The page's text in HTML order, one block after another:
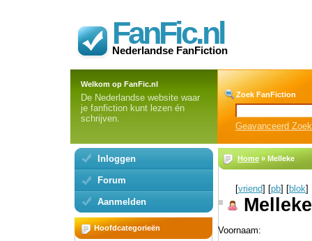
FanFic.nl
Nederlandse FanFiction
Welkom op FanFic.nl
De Nederlandse website waar
je fanfiction kunt lezen én
schrijven.
Zoek FanFiction
Geavanceerd
Inloggen
Forum
Aanmelden
Hoofdcategorieën
Home » Melleke
[vriend] [pb] [blok]
Melleke
Voornaam: